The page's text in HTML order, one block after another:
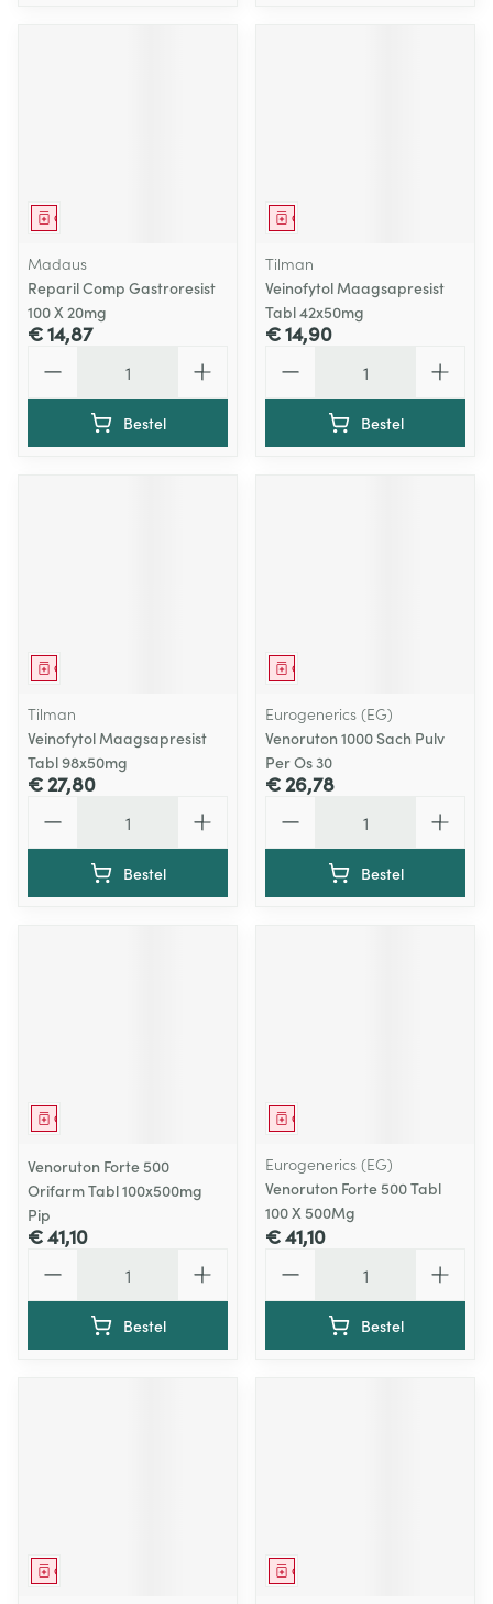
Geneesmiddel
Madaus
Reparil Comp Gastroresist
100 X 20mg
€ 14,87
Bestel
Geneesmiddel
Tilman
Veinofytol Maagsapresist
Tabl 42x50mg
€ 14,90
Bestel
Geneesmiddel
Tilman
Veinofytol Maagsapresist
Tabl 98x50mg
€ 27,80
Bestel
Geneesmiddel
Eurogenerics (EG)
Venoruton 1000 Sach Pulv
Per Os 30
€ 26,78
Bestel
Geneesmiddel
Venoruton Forte 500
Orifarm Tabl 100x500mg
Pip
€ 41,10
Bestel
Geneesmiddel
Eurogenerics (EG)
Venoruton Forte 500 Tabl
100 X 500Mg
€ 41,10
Bestel
Geneesmiddel Geneesmiddel